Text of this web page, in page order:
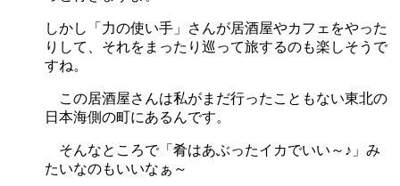
しかし「力の使い手」さんが居酒屋やカフェをやった
りして、それをまったり巡って旅するのも楽しそうで
すね。
この居酒屋さんは私がまだ行ったこともない東北の
日本海側の町にあるんです。
そんなところで「肴はあぶったイカでいい～♪」み
たいなのもいいなぁ～